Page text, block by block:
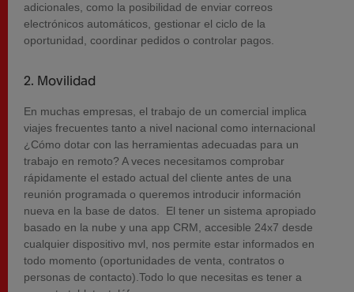
adicionales, como la posibilidad de enviar correos
electrónicos automáticos, gestionar el ciclo de la
oportunidad, coordinar pedidos o controlar pagos.
2. Movilidad
En muchas empresas, el trabajo de un comercial implica
viajes frecuentes tanto a nivel nacional como internacional
¿Cómo dotar con las herramientas adecuadas para un
trabajo en remoto? A veces necesitamos comprobar
rápidamente el estado actual del cliente antes de una
reunión programada o queremos introducir información
nueva en la base de datos. El tener un sistema apropiado
basado en la nube y una app CRM, accesible 24x7 desde
cualquier dispositivo mvl, nos permite estar informados en
todo momento (oportunidades de venta, contratos o
personas de contacto).Todo lo que necesitas es tener a